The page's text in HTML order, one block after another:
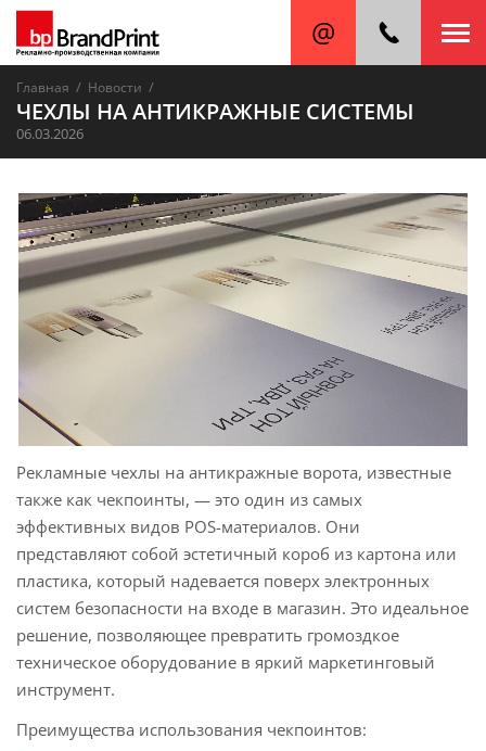
Главная / Новости /
ЧЕХЛЫ НА АНТИКРАЖНЫЕ СИСТЕМЫ
06.03.2026
Рекламные чехлы на антикражные ворота, известные
также как чекпоинты, — это один из самых
эффективных видов POS-материалов. Они
представляют собой эстетичный короб из картона или
пластика, который надевается поверх электронных
систем безопасности на входе в магазин. Это идеальное
решение, позволяющее превратить громоздкое
техническое оборудование в яркий маркетинговый
инструмент.
Преимущества использования чекпоинтов: